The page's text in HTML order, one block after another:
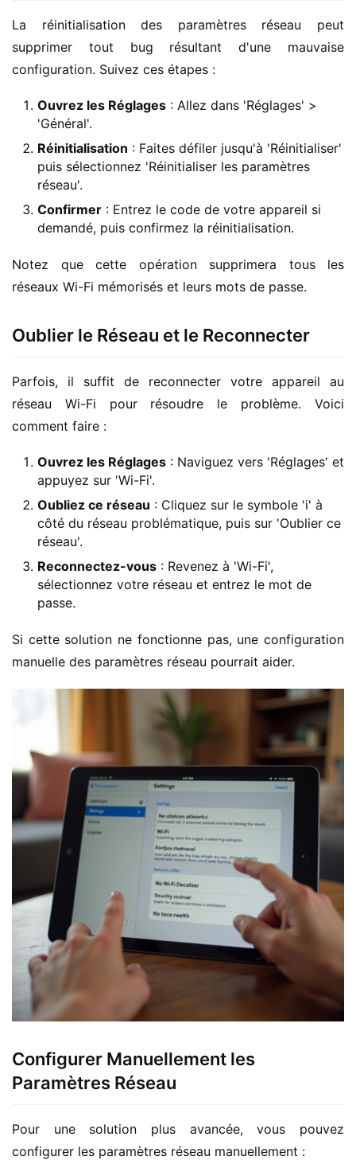
La réinitialisation des paramètres réseau peut
supprimer tout bug résultant d'une mauvaise
configuration. Suivez ces étapes :
Ouvrez les Réglages : Allez dans 'Réglages' >
'Général'.
Réinitialisation : Faites défiler jusqu'à 'Réinitialiser'
puis sélectionnez 'Réinitialiser les paramètres
réseau'.
Confirmer : Entrez le code de votre appareil si
demandé, puis confirmez la réinitialisation.
Notez que cette opération supprimera tous les
réseaux Wi-Fi mémorisés et leurs mots de passe.
Oublier le Réseau et le Reconnecter
Parfois, il suffit de reconnecter votre appareil au
réseau Wi-Fi pour résoudre le problème. Voici
comment faire :
Ouvrez les Réglages : Naviguez vers 'Réglages' et
appuyez sur 'Wi-Fi'.
Oubliez ce réseau : Cliquez sur le symbole 'i' à
côté du réseau problématique, puis sur 'Oublier ce
réseau'.
Reconnectez-vous : Revenez à 'Wi-Fi',
sélectionnez votre réseau et entrez le mot de
passe.
Si cette solution ne fonctionne pas, une configuration
manuelle des paramètres réseau pourrait aider.
Configurer Manuellement les
Paramètres Réseau
Pour une solution plus avancée, vous pouvez
configurer les paramètres réseau manuellement :